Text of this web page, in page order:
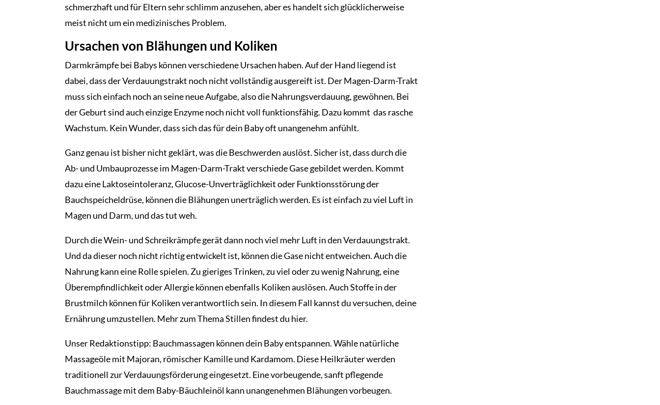
schmerzhaft und für Eltern sehr schlimm anzusehen, aber es handelt sich glücklicherweise
meist nicht um ein medizinisches Problem.
Ursachen von Blähungen und Koliken
Darmkrämpfe bei Babys können verschiedene Ursachen haben. Auf der Hand liegend ist
dabei, dass der Verdauungstrakt noch nicht vollständig ausgereift ist. Der Magen-Darm-Trakt
muss sich einfach noch an seine neue Aufgabe, also die Nahrungsverdauung, gewöhnen. Bei
der Geburt sind auch einzige Enzyme noch nicht voll funktionsfähig. Dazu kommt das rasche
Wachstum. Kein Wunder, dass sich das für dein Baby oft unangenehm anfühlt.
Ganz genau ist bisher nicht geklärt, was die Beschwerden auslöst. Sicher ist, dass durch die
Ab- und Umbauprozesse im Magen-Darm-Trakt verschiede Gase gebildet werden. Kommt
dazu eine Laktoseintoleranz, Glucose-Unverträglichkeit oder Funktionsstörung der
Bauchspeicheldrüse, können die Blähungen unerträglich werden. Es ist einfach zu viel Luft in
Magen und Darm, und das tut weh.
Durch die Wein- und Schreikrämpfe gerät dann noch viel mehr Luft in den Verdauungstrakt.
Und da dieser noch nicht richtig entwickelt ist, können die Gase nicht entweichen. Auch die
Nahrung kann eine Rolle spielen. Zu gieriges Trinken, zu viel oder zu wenig Nahrung, eine
Überempfindlichkeit oder Allergie können ebenfalls Koliken auslösen. Auch Stoffe in der
Brustmilch können für Koliken verantwortlich sein. In diesem Fall kannst du versuchen, deine
Ernährung umzustellen. Mehr zum Thema Stillen findest du hier.
Unser Redaktionstipp: Bauchmassagen können dein Baby entspannen. Wähle natürliche
Massageöle mit Majoran, römischer Kamille und Kardamom. Diese Heilkräuter werden
traditionell zur Verdauungsförderung eingesetzt. Eine vorbeugende, sanft pflegende
Bauchmassage mit dem Baby-Bäuchleinöl kann unangenehmen Blähungen vorbeugen.